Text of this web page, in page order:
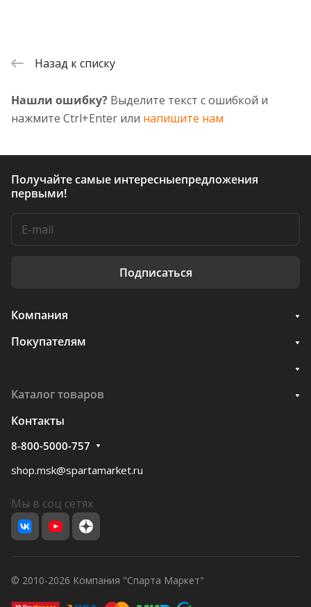
Назад к списку
Нашли ошибку? Выделите текст с ошибкой и
нажмите Ctrl+Enter или напишите нам
Получайте самые интересныепредложения
первыми!
Подписаться
Компания
Покупателям
Каталог товаров
Контакты
8-800-5000-757
shop.msk@spartamarket.ru
Мы в соц сетях
© 2010-2026 Компания "Спарта Маркет"